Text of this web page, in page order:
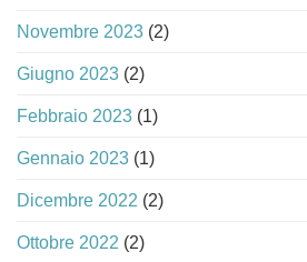
Novembre 2023 (2)
Giugno 2023 (2)
Febbraio 2023 (1)
Gennaio 2023 (1)
Dicembre 2022 (2)
Ottobre 2022 (2)